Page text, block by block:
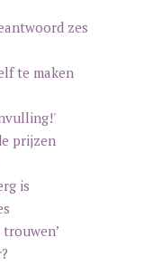
zes
te maken
prijzen
is